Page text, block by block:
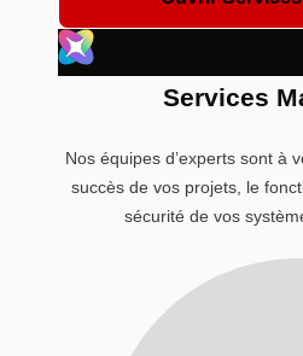
Services
Nos équipes d’experts sont à
succès de vos projets, le
sécurité de vos